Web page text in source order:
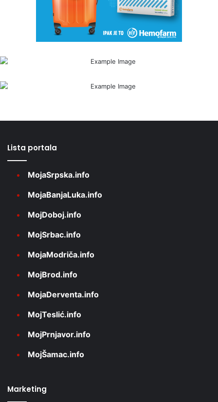
Lista portala
MojaSrpska.info
MojaBanjaLuka.info
MojDoboj.info
MojSrbac.info
MojaModriča.info
MojBrod.info
MojaDerventa.info
MojTeslić.info
MojPrnjavor.info
MojŠamac.info
Marketing